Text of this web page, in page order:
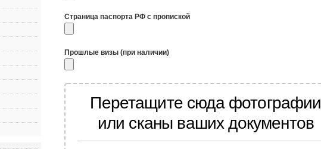
Страница паспорта РФ с пропиской
Прошлые визы (при наличии)
Перетащите сюда фотографии
или сканы ваших документов